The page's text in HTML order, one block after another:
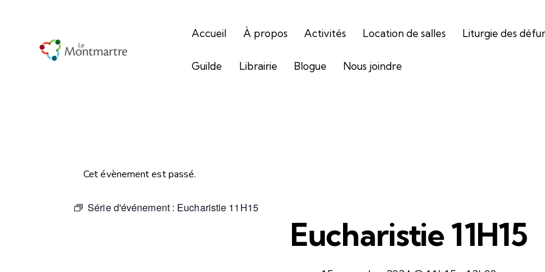
Accueil À propos Activités Location de salles Liturgie des
Guilde Librairie Blogue Nous joindre
Cet évènement est passé.
Série d'événement : Eucharistie 11H15
Eucharistie 11H15